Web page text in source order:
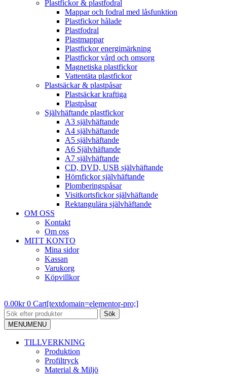
Plastfickor & plastfodral
Mappar och fodral med låsfunktion
Plastfickor hålade
Plastfodral
Plastmappar
Plastfickor energimärkning
Plastfickor vård och omsorg
Magnetiska plastfickor
Vattentäta plastfickor
Plastsäckar & plastpåsar
Plastsäckar kraftiga
Plastpåsar
Självhäftande plastfickor
A3 självhäftande
A4 självhäftande
A5 självhäftande
A6 Självhäftande
A7 självhäftande
CD, DVD, USB självhäftande
Hörnfickor självhäftande
Plomberingspåsar
Visitkortsfickor självhäftande
Rektangulära självhäftande
OM OSS
Kontakt
Om oss
MITT KONTO
Mina sidor
Kassan
Varukorg
Köpvillkor
0.00kr 0 Cart[textdomain=elementor-pro;]
Sök
MENUMENU
TILLVERKNING
Produktion
Profiltryck
Material & Miljö